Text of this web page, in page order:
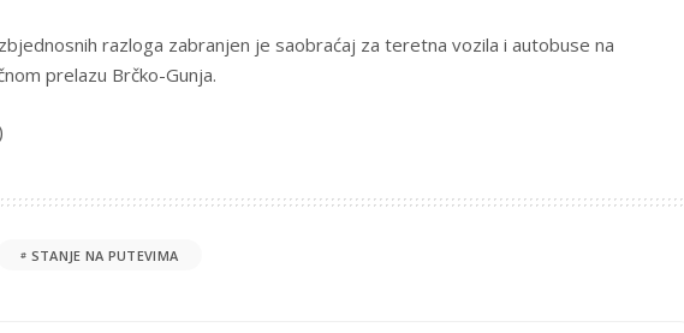
razloga zabranjen je saobraćaj za teretna vozila i autobuse na
prelazu Brčko-Gunja.
STANJE NA PUTEVIMA